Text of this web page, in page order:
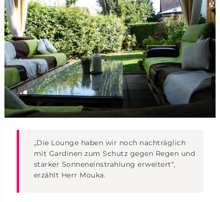
„Die Lounge haben wir noch nachträglich
mit Gardinen zum Schutz gegen Regen und
starker Sonneneinstrahlung erweitert“,
erzählt Herr Mouka.